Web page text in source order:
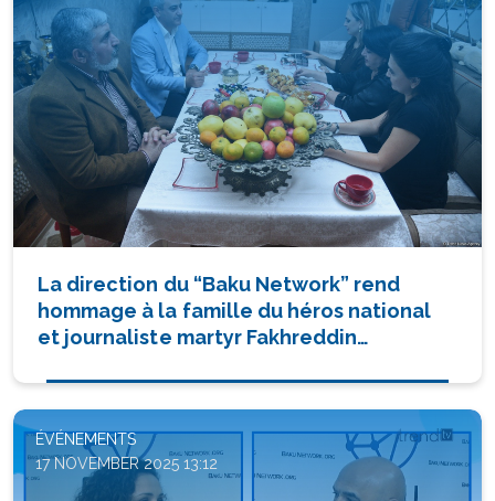
La direction du “Baku Network” rend
hommage à la famille du héros national
et journaliste martyr Fakhreddin
ÉVÉNEMENTS
17 NOVEMBER 2025 13:12